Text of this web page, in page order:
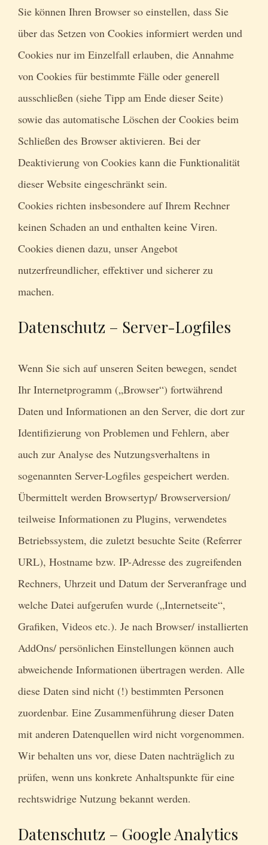
Sie können Ihren Browser so einstellen, dass Sie
über das Setzen von Cookies informiert werden und
Cookies nur im Einzelfall erlauben, die Annahme
von Cookies für bestimmte Fälle oder generell
ausschließen (siehe Tipp am Ende dieser Seite)
sowie das automatische Löschen der Cookies beim
Schließen des Browser aktivieren. Bei der
Deaktivierung von Cookies kann die Funktionalität
dieser Website eingeschränkt sein.
Cookies richten insbesondere auf Ihrem Rechner
keinen Schaden an und enthalten keine Viren.
Cookies dienen dazu, unser Angebot
nutzerfreundlicher, effektiver und sicherer zu
machen.
Datenschutz – Server-Logfiles
Wenn Sie sich auf unseren Seiten bewegen, sendet
Ihr Internetprogramm („Browser“) fortwährend
Daten und Informationen an den Server, die dort zur
Identifizierung von Problemen und Fehlern, aber
auch zur Analyse des Nutzungsverhaltens in
sogenannten Server-Logfiles gespeichert werden.
Übermittelt werden Browsertyp/ Browserversion/
teilweise Informationen zu Plugins, verwendetes
Betriebssystem, die zuletzt besuchte Seite (Referrer
URL), Hostname bzw. IP-Adresse des zugreifenden
Rechners, Uhrzeit und Datum der Serveranfrage und
welche Datei aufgerufen wurde („Internetseite“,
Grafiken, Videos etc.). Je nach Browser/ installierten
AddOns/ persönlichen Einstellungen können auch
abweichende Informationen übertragen werden. Alle
diese Daten sind nicht (!) bestimmten Personen
zuordenbar. Eine Zusammenführung dieser Daten
mit anderen Datenquellen wird nicht vorgenommen.
Wir behalten uns vor, diese Daten nachträglich zu
prüfen, wenn uns konkrete Anhaltspunkte für eine
rechtswidrige Nutzung bekannt werden.
Datenschutz – Google Analytics